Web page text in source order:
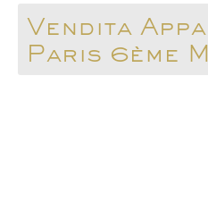
Vendita
Paris 6ème